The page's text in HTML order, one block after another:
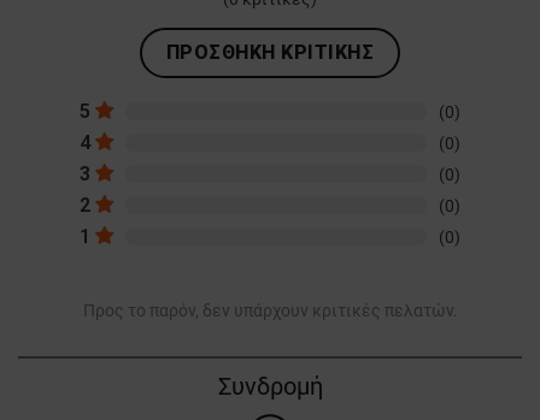
ΠΡΟΣΘΉΚΗ ΚΡΙΤΙΚΉΣ
5 (0)
4 (0)
3 (0)
2 (0)
1 (0)
Προς το παρόν, δεν υπάρχουν κριτικές πελατών.
Συνδρομή